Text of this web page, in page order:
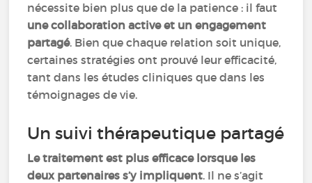
nécessite bien plus que de la patience : il faut
une collaboration active et un engagement
partagé. Bien que chaque relation soit unique,
certaines stratégies ont prouvé leur efficacité,
tant dans les études cliniques que dans les
témoignages de vie.
Un suivi thérapeutique partagé
Le traitement est plus efficace lorsque les
deux partenaires s’y impliquent. Il ne s’agit